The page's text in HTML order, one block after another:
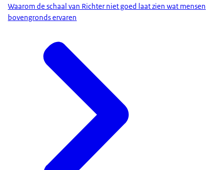
Waarom de schaal van Richter niet goed laat zien wat mensen
bovengronds ervaren